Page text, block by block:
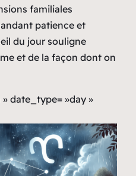
familiales
patience et
du jour souligne
et de la façon dont on
date_type= »day »